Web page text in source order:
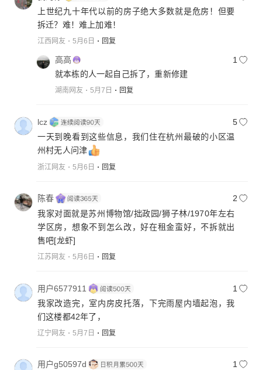
上世纪九十年代以前的房子绝大多数就是危房！但要
拆迁？难！难上加难！
江西网友 5月6日 回复
高高
1
就本栋的人一起自己拆了，重新修建
湖南网友 5月7日 回复
lcz
5
一天到晚看到这些信息，我们住在杭州最破的小区温
州村无人问津
浙江网友 5月6日 回复
陈春
2
我家对面就是苏州博物馆/拙政园/狮子林/1970年左右
学区房，想象不到怎么改，好在租金蛮好，不拆就出
售吧[龙虾]
江苏网友 5月6日 回复
用户6577911
1
我家改造完，室内房皮托落，下完雨屋内墙起泡，我
们这楼都42年了，
辽宁网友 5月7日 回复
用户g50597d
1